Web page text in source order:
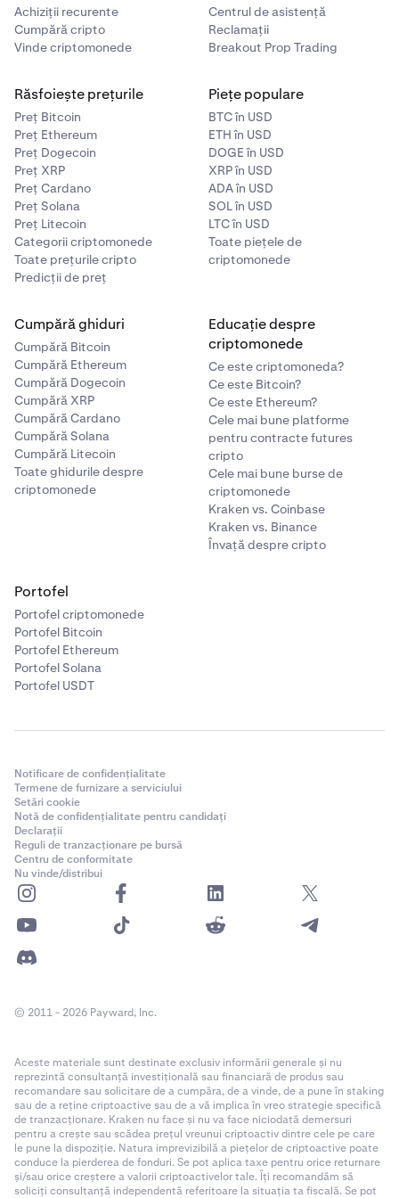
Achiziții recurente
Cumpără cripto
Vinde criptomonede
Centrul de asistență
Reclamații
Breakout Prop Trading
Răsfoiește prețurile
Preț Bitcoin
Preț Ethereum
Preț Dogecoin
Preț XRP
Preț Cardano
Preț Solana
Preț Litecoin
Categorii criptomonede
Toate prețurile cripto
Predicții de preț
Piețe populare
BTC în USD
ETH în USD
DOGE în USD
XRP în USD
ADA în USD
SOL în USD
LTC în USD
Toate piețele de
criptomonede
Cumpără ghiduri
Cumpără Bitcoin
Cumpără Ethereum
Cumpără Dogecoin
Cumpără XRP
Cumpără Cardano
Cumpără Solana
Cumpără Litecoin
Toate ghidurile despre
criptomonede
Educație despre
criptomonede
Ce este criptomoneda?
Ce este Bitcoin?
Ce este Ethereum?
Cele mai bune platforme
pentru contracte futures
cripto
Cele mai bune burse de
criptomonede
Kraken vs. Coinbase
Kraken vs. Binance
Învață despre cripto
Portofel
Portofel criptomonede
Portofel Bitcoin
Portofel Ethereum
Portofel Solana
Portofel USDT
Notificare de confidențialitate
Termene de furnizare a serviciului
Setări cookie
Notă de confidențialitate pentru candidați
Declarații
Reguli de tranzacționare pe bursă
Centru de conformitate
Nu vinde/distribui
© 2011 - 2026 Payward, Inc.
Aceste materiale sunt destinate exclusiv informării generale și nu
reprezintă consultanță investițională sau financiară de produs sau
recomandare sau solicitare de a cumpăra, de a vinde, de a pune în staking
sau de a reține criptoactive sau de a vă implica în vreo strategie specifică
de tranzacționare. Kraken nu face și nu va face niciodată demersuri
pentru a crește sau scădea prețul vreunui criptoactiv dintre cele pe care
le pune la dispoziție. Natura imprevizibilă a piețelor de criptoactive poate
conduce la pierderea de fonduri. Se pot aplica taxe pentru orice returnare
și/sau orice creștere a valorii criptoactivelor tale. Îți recomandăm să
soliciți consultanță independentă referitoare la situația ta fiscală. Se pot